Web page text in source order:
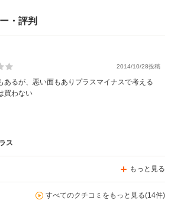
・評判
2014/10/28投稿
あるが、悪い面もありプラスマイナスで考える
買わない
ス
もっと見る
すべてのクチコミをもっと見る(14件)